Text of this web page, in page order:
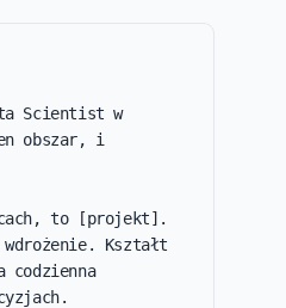
Scientist w
obszar, i
to [projekt].
wdrożenie. Kształt
codzienna